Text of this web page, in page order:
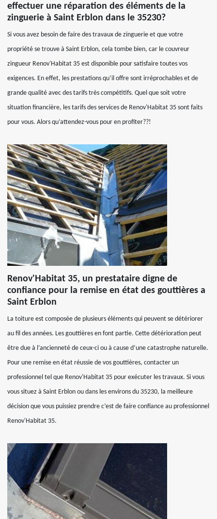
effectuer une réparation des éléments de la
zinguerie à Saint Erblon dans le 35230?
Si vous avez besoin de faire des travaux de zinguerie et que votre
propriété se trouve à Saint Erblon, cela tombe bien, car le couvreur
zingueur Renov'Habitat 35 est disponible pour satisfaire toutes vos
exigences. En effet, les prestations qu’il offre sont irréprochables et de
grande qualité avec des tarifs très compétitifs. Quel que soit votre
situation financière, les tarifs des services de Renov'Habitat 35 sont faits
pour vous. Alors qu’attendez-vous pour en profiter??!
Renov'Habitat 35, un prestataire digne de
confiance pour la remise en état des gouttières a
Saint Erblon
La toiture est composée de plusieurs éléments qui peuvent se détériorer
au fil des années. Les gouttières en font partie. Cette détérioration peut
être due à l’ancienneté de ceux-ci ou à cause d’une catastrophe naturelle.
Pour une remise en état réussie de vos gouttières, contacter un
professionnel tel que Renov'Habitat 35 pour exécuter les travaux. Si vous
vous situez à Saint Erblon ou dans les environs du 35230, la meilleure
décision que vous puissiez prendre c’est de faire confiance au professionnel
Renov'Habitat 35.